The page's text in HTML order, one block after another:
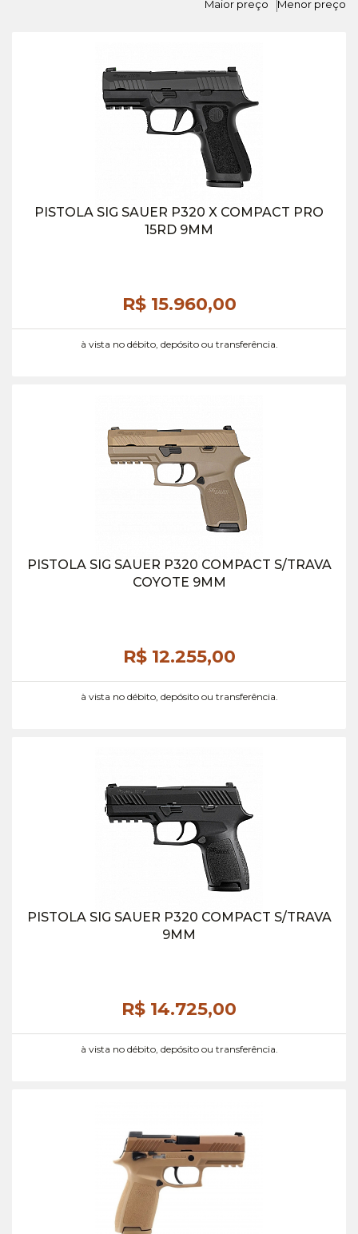
Maior preço Menor preço
PISTOLA SIG SAUER P320 X COMPACT PRO
15RD 9MM
R$ 15.960,00
à vista no débito, depósito ou transferência.
PISTOLA SIG SAUER P320 COMPACT S/TRAVA
COYOTE 9MM
R$ 12.255,00
à vista no débito, depósito ou transferência.
PISTOLA SIG SAUER P320 COMPACT S/TRAVA
9MM
R$ 14.725,00
à vista no débito, depósito ou transferência.